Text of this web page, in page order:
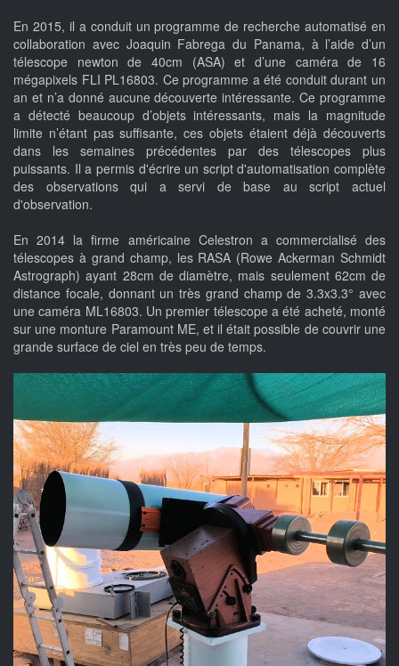
En 2015, il a conduit un programme de recherche automatisé en
collaboration avec Joaquin Fabrega du Panama, à l’aide d’un
télescope newton de 40cm (ASA) et d’une caméra de 16
mégapixels FLI PL16803. Ce programme a été conduit durant un
an et n’a donné aucune découverte intéressante. Ce programme
a détecté beaucoup d’objets intéressants, mais la magnitude
limite n’étant pas suffisante, ces objets étaient déjà découverts
dans les semaines précédentes par des télescopes plus
puissants. Il a permis d'écrire un script d'automatisation complète
des observations qui a servi de base au script actuel
d'observation.
En 2014 la firme américaine Celestron a commercialisé des
télescopes à grand champ, les RASA (Rowe Ackerman Schmidt
Astrograph) ayant 28cm de diamètre, mais seulement 62cm de
distance focale, donnant un très grand champ de 3.3x3.3° avec
une caméra ML16803. Un premier télescope a été acheté, monté
sur une monture Paramount ME, et il était possible de couvrir une
grande surface de ciel en très peu de temps.